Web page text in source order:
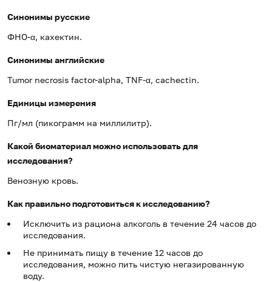
Синонимы русские
ФНО-α, кахектин.
Синонимы английские
Tumor necrosis factor-alpha, TNF-α, cachectin.
Единицы измерения
Пг/мл (пикограмм на миллилитр).
Какой биоматериал можно использовать для
исследования?
Венозную кровь.
Как правильно подготовиться к исследованию?
Исключить из рациона алкоголь в течение 24 часов до
исследования.
Не принимать пищу в течение 12 часов до
исследования, можно пить чистую негазированную
воду.